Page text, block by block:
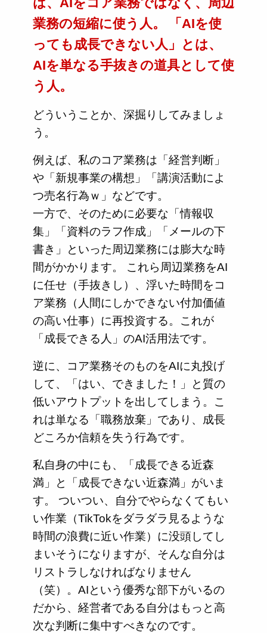
業務の短縮に使う人。
「AIを使
っても成長できない人」とは、
AIを単なる手抜きの道具として使
う人。
どういうことか、深掘りしてみましょ
う。
例えば、私のコア業務は「経営判断」
や「新規事業の構想」「講演活動によ
つ売名行為ｗ」などです。
一方で、そのために必要な「情報収
集」「資料のラフ作成」「メールの下
書き」といった周辺業務には膨大な時
間がかかります。 これら周辺業務をAI
に任せ（手抜きし）、浮いた時間をコ
ア業務（人間にしかできない付加価値
の高い仕事）に再投資する。これが
「成長できる人」のAI活用法です。
逆に、コア業務そのものをAIに丸投げ
して、「はい、できました！」と質の
低いアウトプットを出してしまう。こ
れは単なる「職務放棄」であり、成長
どころか信頼を失う行為です。
私自身の中にも、「成長できる近森
満」と「成長できない近森満」がいま
す。 ついつい、自分でやらなくてもい
い作業（TikTokをダラダラ見るような
時間の浪費に近い作業）に没頭してし
まいそうになりますが、そんな自分は
リストラしなければなりません
（笑）。AIという優秀な部下がいるの
だから、経営者である自分はもっと高
次な判断に集中すべきなのです。